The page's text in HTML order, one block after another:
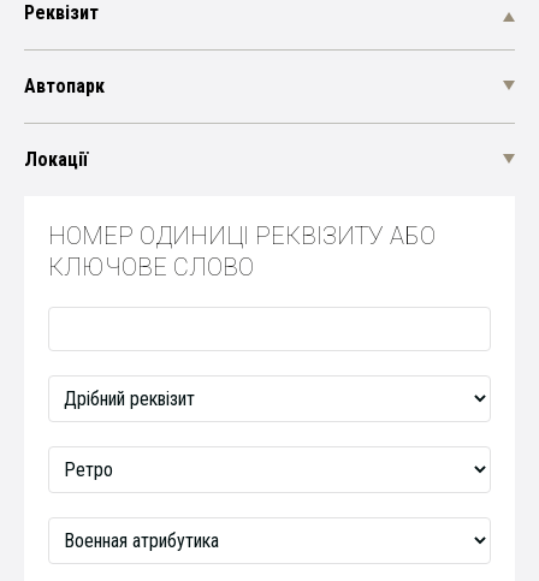
Реквізит
Автопарк
Локації
НОМЕР ОДИНИЦІ РЕКВІЗИТУ АБО
КЛЮЧОВЕ СЛОВО